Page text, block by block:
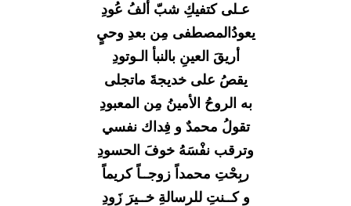
عـلى كتفيكِ شبّ ألفُ عُودِ
يعودُالمصطفى مِن بعدِ وحيٍ
أريقَ العينِ بالنبأ الـوتودِ
يقصُ على خديجةَ ماتجلى
به الروحُ الأمينُ مِن المعبودِ
تقولُ محمدٌ و فِداك نفسي
وترقب نفْسَهُ خوفَ الحسودِ
ربِحْتِ محمداً زوجــاً كريماً
و كــنتِ للرسالةِ خــيرَ زَودِ